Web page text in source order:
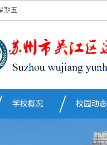
期五
学校概况 校园动态